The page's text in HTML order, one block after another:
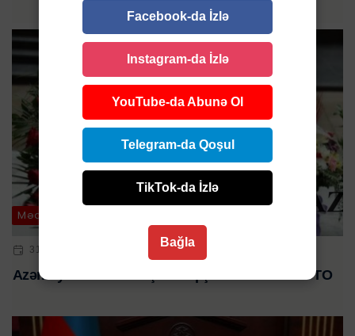
Mədəniyyət
31 YAN 2024 | 10:04
Azərbaycanın tanınmış musiqiçisi vəfat etdi - FOTO
Facebook-da İzlə
Instagram-da İzlə
YouTube-da Abunə Ol
Telegram-da Qoşul
TikTok-da İzlə
Bağla